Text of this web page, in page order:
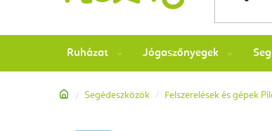
Ruházat Jógaszőnyegek
Kezdőlap
Segédeszközök Felszerelések és gépek